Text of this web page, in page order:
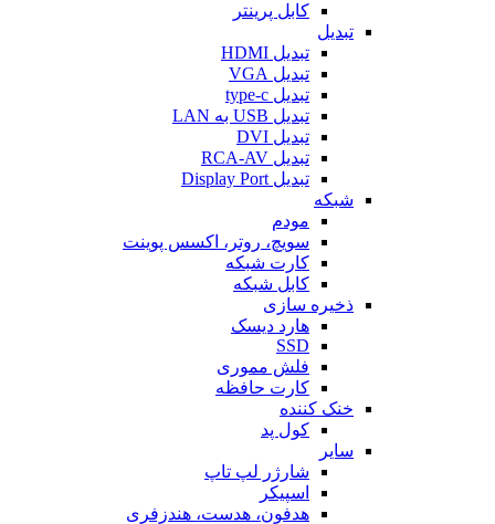
کابل پرینتر
تبدیل
تبدیل HDMI
تبدیل VGA
تبدیل type-c
تبدیل USB به LAN
تبدیل DVI
تبدیل RCA-AV
تبدیل Display Port
شبکه
مودم
سویچ، روتر، اکسس پوینت
کارت شبکه
کابل شبکه
ذخیره سازی
هارد دیسک
SSD
فلش مموری
کارت حافظه
خنک کننده
کول پد
سایر
شارژر لپ تاپ
اسپیکر
هدفون، هدست، هندزفری